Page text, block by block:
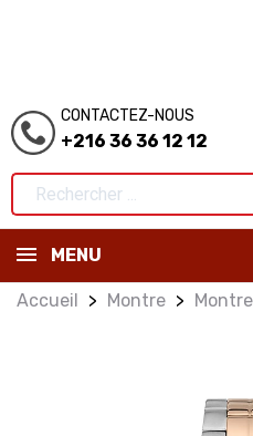
CONTACTEZ-NOUS
+216 36 36 12 12
MENU
Accueil Montre